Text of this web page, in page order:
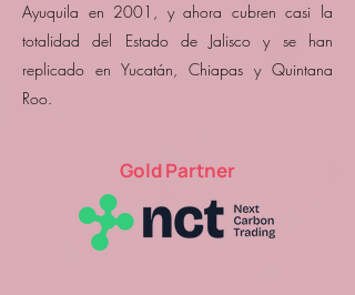
Ayuquila en 2001, y ahora cubren casi la
totalidad del Estado de Jalisco y se han
replicado en Yucatán, Chiapas y Quintana
Roo.
Gold Partner